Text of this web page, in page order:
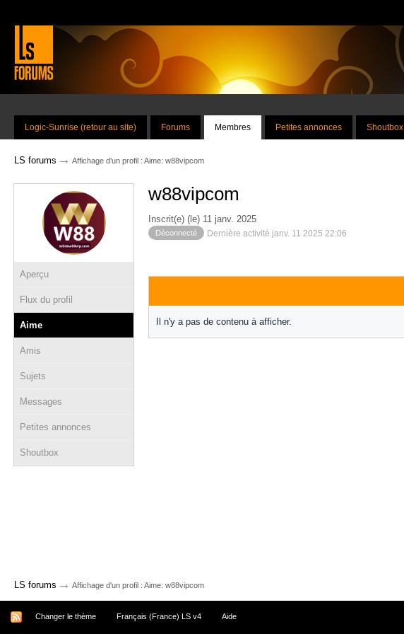
Logic-Sunrise (retour au site) Forums Membres Petites annonces Shoutbox
LS forums → Affichage d'un profil : Aime: w88vipcom
Aperçu
Flux du profil
Aime
Amis
Sujets
Messages
Petites annonces
Shoutbox
w88vipcom
Inscrit(e) (le) 11 janv. 2025
Déconnecté Dernière activité janv. 11 2025 22:06
Il n'y a pas de contenu à afficher.
LS forums → Affichage d'un profil : Aime: w88vipcom
Changer le thème Français (France) LS v4 Aide